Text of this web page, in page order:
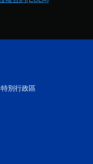
別行政區